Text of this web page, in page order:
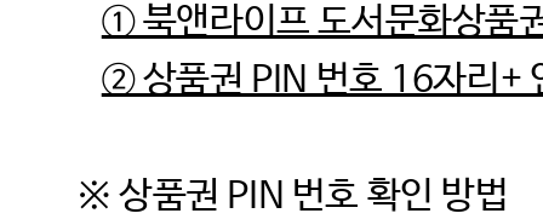
① 북앤라이프 도서문화상품
② 상품권 PIN 번호 16자리+
※ 상품권 PIN 번호 확인 방법